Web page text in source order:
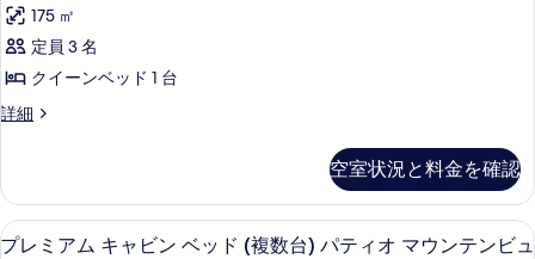
て
の
写
真
示
す
ン
グ
ベ
ッ
1
細
ア
ム
ャ
ン
パ
テ
175 ㎡
定員 3 名
クイーンベッド 1 台
詳細
プ
ム
キ
ャ
空室状況と料金を確認
プ
プレミアム キャビン ベッド (複数台
2
プレミアム キャビン ベッド (複数台) パティオ マウンテンビュ